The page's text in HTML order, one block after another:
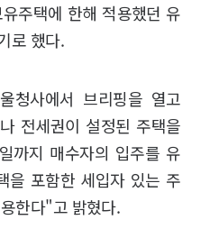
주택에 한해 적용했던 유
로 했다.
청사에서 브리핑을 열고
전세권이 설정된 주택을
까지 매수자의 입주를 유
을 포함한 세입자 있는 주
한다"고 밝혔다.